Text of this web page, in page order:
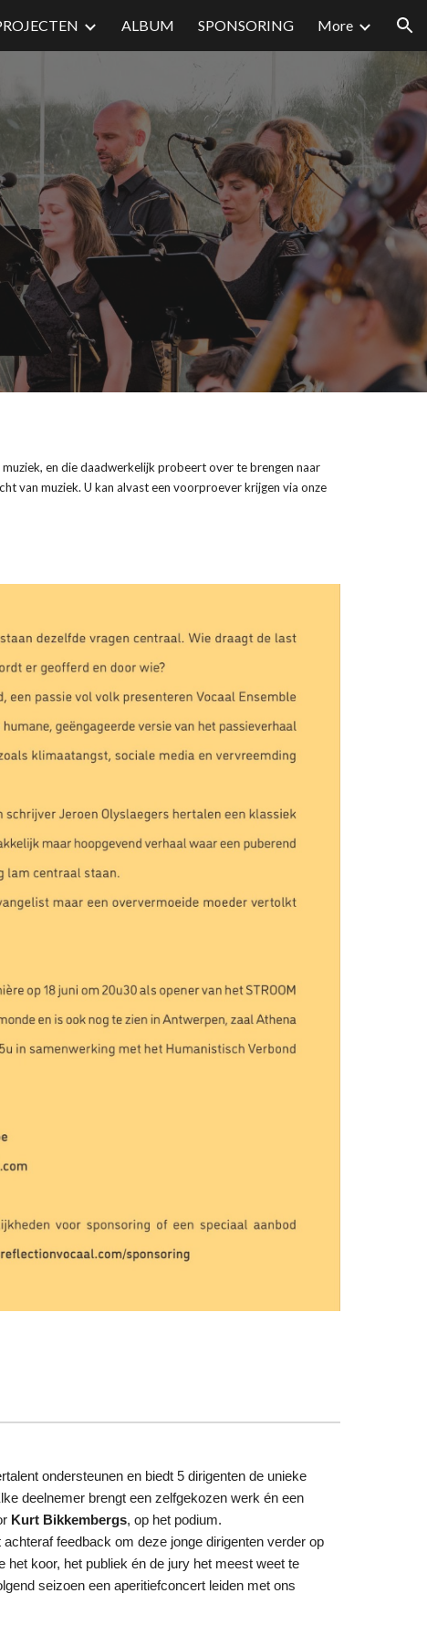
ALBUM SPONSORING More
en die daadwerkelijk probeert over te brengen naar
van muziek. U kan alvast een voorproever krijgen via onze
ondersteunen en biedt 5 dirigenten de unieke
deelnemer brengt een zelfgekozen werk én een
Kurt Bikkembergs, op het podium.
feedback om deze jonge dirigenten verder op
het koor, het publiek én de jury het meest weet te
seizoen een aperitiefconcert leiden met ons